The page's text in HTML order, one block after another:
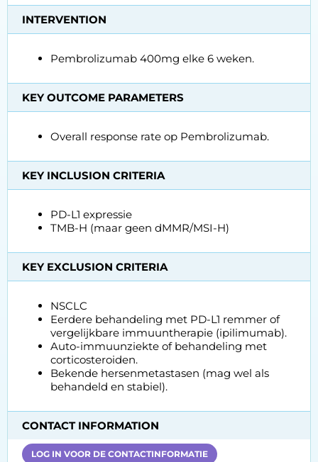
INTERVENTION
Pembrolizumab 400mg elke 6 weken.
KEY OUTCOME PARAMETERS
Overall response rate op Pembrolizumab.
KEY INCLUSION CRITERIA
PD-L1 expressie
TMB-H (maar geen dMMR/MSI-H)
KEY EXCLUSION CRITERIA
NSCLC
Eerdere behandeling met PD-L1 remmer of
vergelijkbare immuuntherapie (ipilimumab).
Auto-immuunziekte of behandeling met
corticosteroiden.
Bekende hersenmetastasen (mag wel als
behandeld en stabiel).
CONTACT INFORMATION
LOG IN VOOR DE CONTACTINFORMATIE